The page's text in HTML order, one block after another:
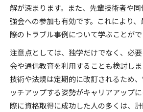
解が深まります。また、先輩技術者や
強会への参加も有効です。これにより
際のトラブル事例について学ぶことがで
注意点としては、独学だけでなく、必
会や通信教育を利用することも検討し
技術や法規は定期的に改訂されるため
ッチアップする姿勢がキャリアアップ
際に資格取得に成功した人の多くは、